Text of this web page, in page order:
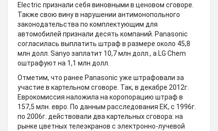
Electric признали себя виновными в ценовом сговоре.
Также свою вину в нарушении антимонопольного
законодательства по комплектующим для
автомобилей признали десять компаний. Panasonic
согласилась выплатить штраф в размере около 45,8
млн долл. Sanyo заплатит 10,7 млн долл., а LG Chem
оштрафуют на 1,1 млн долл.
Отметим, что ранее Panasonic уже штрафовали за
участие в картельном сговоре. Так, в декабре 2012г.
Еврокомиссия наложила на коропорацию штраф в
157,5 млн. евро. По данным расследования ЕК, с 1996г.
по 2006г. действовали два картельных сговора: на
рынке цветных телеэкранов с электронно-лучевой